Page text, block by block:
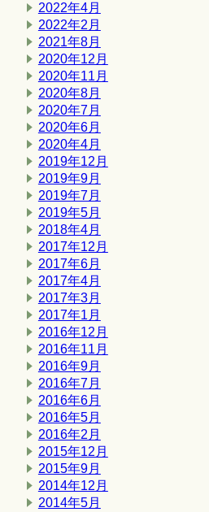
2022年4月
2022年2月
2021年8月
2020年12月
2020年11月
2020年8月
2020年7月
2020年6月
2020年4月
2019年12月
2019年9月
2019年7月
2019年5月
2018年4月
2017年12月
2017年6月
2017年4月
2017年3月
2017年1月
2016年12月
2016年11月
2016年9月
2016年7月
2016年6月
2016年5月
2016年2月
2015年12月
2015年9月
2014年12月
2014年5月